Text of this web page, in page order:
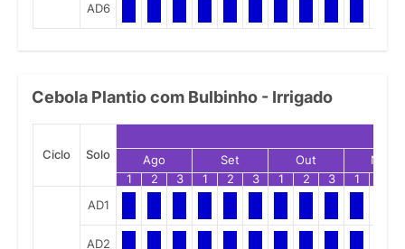
AD6
Cebola Plantio com Bulbinho - Irrigado
Ciclo Solo Ago Set Out
Nov
1
2 3 1 2 3 1 2 3 1
AD1
AD2